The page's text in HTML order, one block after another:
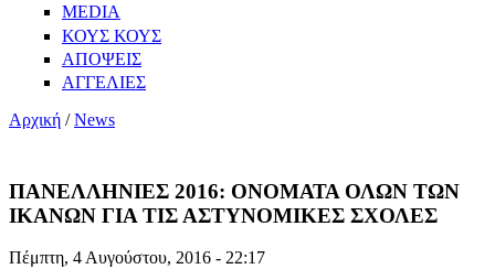
MEDIA
ΚΟΥΣ ΚΟΥΣ
ΑΠΟΨΕΙΣ
ΑΓΓΕΛΙΕΣ
Αρχική /News
ΠΑΝΕΛΛΗΝΙΕΣ 2016: ΟΝΟΜΑΤΑ ΟΛΩΝ ΤΩΝ
ΙΚΑΝΩΝ ΓΙΑ ΤΙΣ ΑΣΤΥΝΟΜΙΚΕΣ ΣΧΟΛΕΣ
Πέμπτη, 4 Αυγούστου, 2016 - 22:17